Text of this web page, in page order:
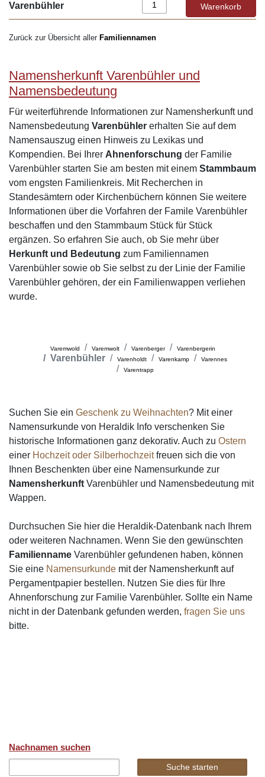
Varenbühler
Zurück zur Übersicht aller Familiennamen
Namensherkunft Varenbühler und
Namensbedeutung
Für weiterführende Informationen zur Namensherkunft und
Namensbedeutung Varenbühler erhalten Sie auf dem
Namensauszug einen Hinweis zu Lexikas und
Kompendien. Bei Ihrer Ahnenforschung der Familie
Varenbühler starten Sie am besten mit einem Stammbaum
vom engsten Familienkreis. Mit Recherchen in
Standesämtern oder Kirchenbüchern können Sie weitere
Informationen über die Vorfahren der Famile Varenbühler
beschaffen und den Stammbaum Stück für Stück
ergänzen. So erfahren Sie auch, ob Sie mehr über
Herkunft und Bedeutung zum Familiennamen
Varenbühler sowie ob Sie selbst zu der Linie der Familie
Varenbühler gehören, der ein Familienwappen verliehen
wurde.
Varemwold Varemwolt Varenberger Varenbergerin
Varenbühler Varenholdt Varenkamp
Varennes
Varentrapp
Suchen Sie ein Geschenk zu Weihnachten? Mit einer
Namensurkunde von Heraldik Info verschenken Sie
historische Informationen ganz dekorativ. Auch zu Ostern
einer Hochzeit oder Silberhochzeitfreuen sich die von
Ihnen Beschenkten über eine Namensurkunde zur
Namensherkunft Varenbühler und Namensbedeutung mit
Wappen.
Durchsuchen Sie hier die Heraldik-Datenbank nach Ihrem
oder weiteren Nachnamen. Wenn Sie den gewünschten
Familienname Varenbühler gefundenen haben, können
Sie eine Namensurkunde mit der Namensherkunft auf
Pergamentpapier bestellen. Nutzen Sie dies für Ihre
Ahnenforschung zur Familie Varenbühler. Sollte ein Name
nicht in der Datenbank gefunden werden, fragen Sie uns
bitte.
Nachnamen suchen